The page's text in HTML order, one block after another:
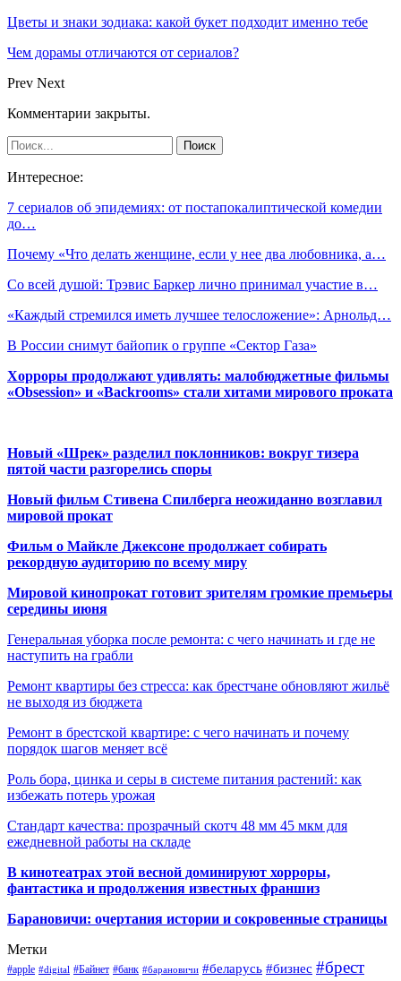
Цветы и знаки зодиака: какой букет подходит именно тебе
Чем дорамы отличаются от сериалов?
Prev Next
Комментарии закрыты.
Интересное:
7 сериалов об эпидемиях: от постапокалиптической комедии
до…
Почему «Что делать женщине, если у нее два любовника, а…
Со всей душой: Трэвис Баркер лично принимал участие в…
«Каждый стремился иметь лучшее телосложение»: Арнольд…
В России снимут байопик о группе «Сектор Газа»
Хорроры продолжают удивлять: малобюджетные фильмы
«Obsession» и «Backrooms» стали хитами мирового проката
Новый «Шрек» разделил поклонников: вокруг тизера
пятой части разгорелись споры
Новый фильм Стивена Спилберга неожиданно возглавил
мировой прокат
Фильм о Майкле Джексоне продолжает собирать
рекордную аудиторию по всему миру
Мировой кинопрокат готовит зрителям громкие премьеры
середины июня
Генеральная уборка после ремонта: с чего начинать и где не
наступить на грабли
Ремонт квартиры без стресса: как брестчане обновляют жильё
не выходя из бюджета
Ремонт в брестской квартире: с чего начинать и почему
порядок шагов меняет всё
Роль бора, цинка и серы в системе питания растений: как
избежать потерь урожая
Стандарт качества: прозрачный скотч 48 мм 45 мкм для
ежедневной работы на складе
В кинотеатрах этой весной доминируют хорроры,
фантастика и продолжения известных франшиз
Барановичи: очертания истории и сокровенные страницы
Метки
#apple #digital #Байнет #банк #барановичи #беларусь #бизнес #брест